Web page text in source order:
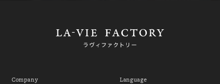
Company Language